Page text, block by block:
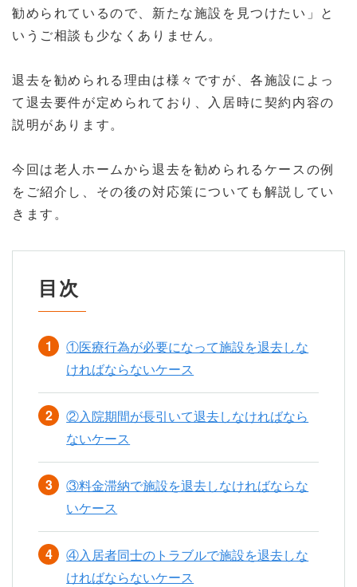
勧められているので、新たな施設を見つけたい」と
いうご相談も少なくありません。
退去を勧められる理由は様々ですが、各施設によっ
て退去要件が定められており、入居時に契約内容の
説明があります。
今回は老人ホームから退去を勧められるケースの例
をご紹介し、その後の対応策についても解説してい
きます。
目次
①医療行為が必要になって施設を退去しな
ければならないケース
②入院期間が長引いて退去しなければなら
ないケース
③料金滞納で施設を退去しなければならな
いケース
④入居者同士のトラブルで施設を退去しな
ければならないケース